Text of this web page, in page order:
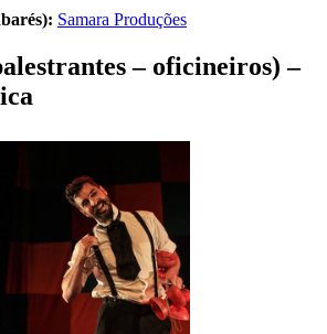
Samara Produções
– oficineiros) –